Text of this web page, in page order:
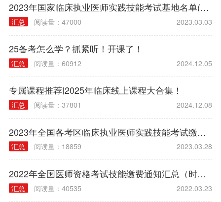
2023年国家临床执业医师实践技能考试基地名单(西医部分)
汇总 阅读量：47000 2023.03.03
25备考怎么学？抓紧听！开课了！
汇总 阅读量：60912 2024.12.05
专属课程推荐|2025年临床线上课程大合集！
汇总 阅读量：37801 2024.12.08
2023年全国各考区临床执业医师实践技能考试缴费时间|方式|入口|流程汇总
汇总 阅读量：18859 2023.03.28
2022年全国医师资格考试技能缴费通知汇总（时间/方式/标准）
汇总 阅读量：40535 2022.03.23